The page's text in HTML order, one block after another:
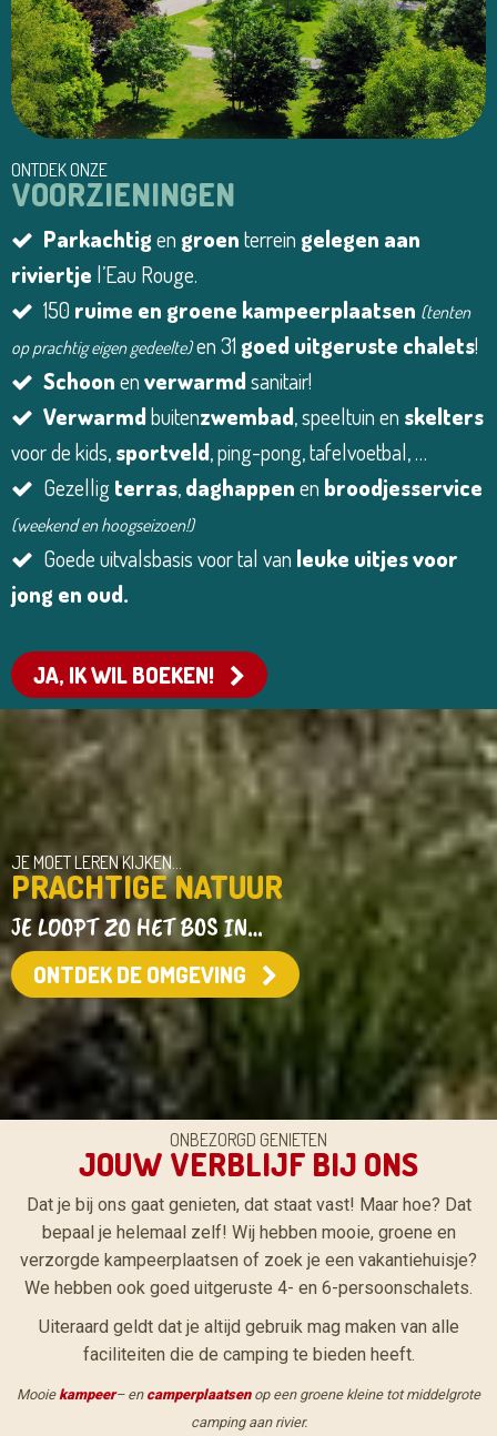
ONTDEK ONZE
VOORZIENINGEN
Parkachtigen groenterrein gelegen aan
riviertje l’Eau Rouge.
150 ruime en groene kampeerplaatsen (tenten
op prachtig eigen gedeelte)en 31 goed uitgeruste chalets!
Schoonenverwarmdsanitair!
Verwarmdbuitenzwembad, speeltuin en skelters
voor de kids,sportveld, ping-pong, tafelvoetbal, …
Gezelligterras,daghappenen broodjesservice
(weekend en hoogseizoen!)
Goede uitvalsbasis voor tal van leuke uitjes voor
jong en oud.
JA, IK WIL BOEKEN!
JE MOET LEREN KIJKEN…
PRACHTIGE NATUUR
JE LOOPT ZO HET BOS IN…
ONTDEK DE OMGEVING
ONBEZORGD GENIETEN
JOUW VERBLIJF BIJ ONS
Dat je bij ons gaat genieten, dat staat vast! Maar hoe? Dat
bepaal je helemaal zelf! Wij hebben mooie, groene en
verzorgde kampeerplaatsen of zoek je een vakantiehuisje?
We hebben ook goed uitgeruste 4- en 6-persoonschalets.
Uiteraard geldt dat je altijd gebruik mag maken van alle
faciliteiten die de camping te bieden heeft.
Mooiekampeer– en camperplaatsenop een groene kleine tot middelgrote
camping aan rivier.